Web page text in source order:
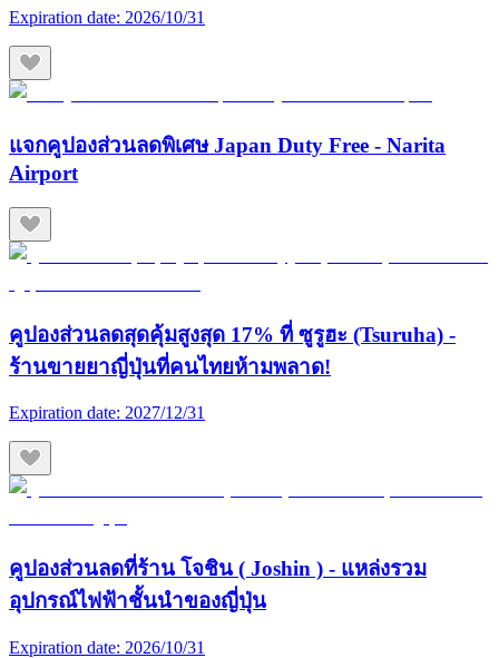
Expiration date: 2026/10/31
แจกคูปองส่วนลดพิเศษ Japan Duty Free - Narita
Airport
คูปองส่วนลดสุดคุ้มสูงสุด 17% ที่ ซูรูฮะ (Tsuruha) -
ร้านขายยาญี่ปุ่นที่คนไทยห้ามพลาด!
Expiration date: 2027/12/31
คูปองส่วนลดที่ร้าน โจชิน ( Joshin ) - แหล่งรวม
อุปกรณ์ไฟฟ้าชั้นนำของญี่ปุ่น
Expiration date: 2026/10/31